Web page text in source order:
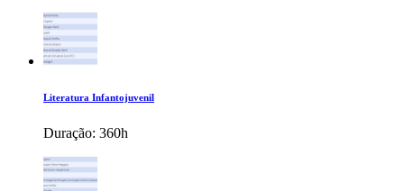
Literatura Infantojuvenil
Duração: 360h